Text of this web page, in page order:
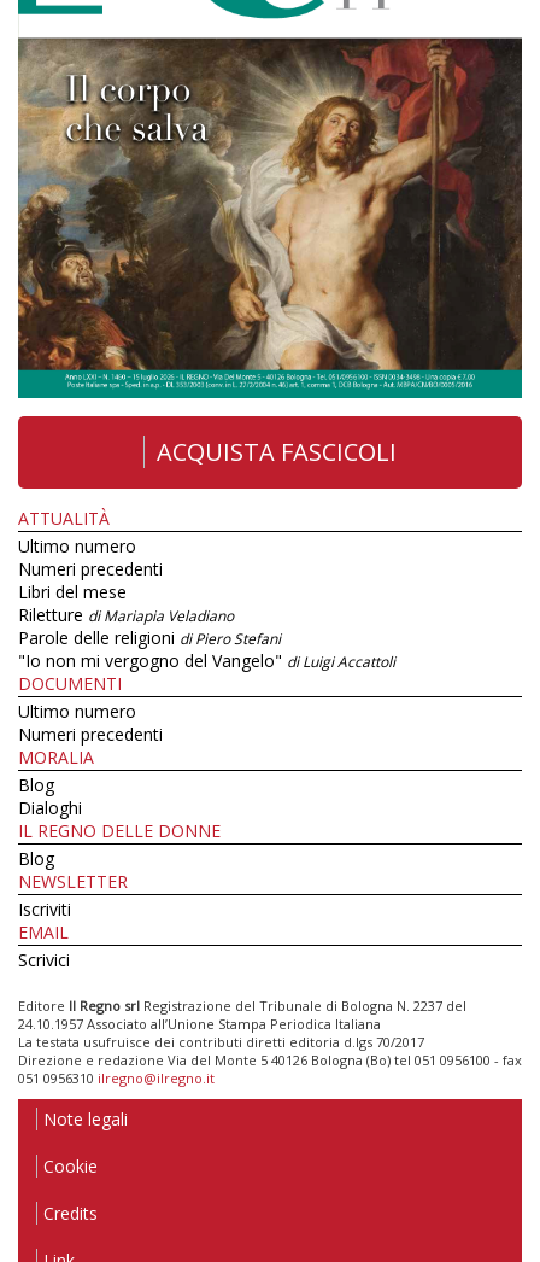
ACQUISTA FASCICOLI
ATTUALITÀ
Ultimo numero
Numeri precedenti
Libri del mese
Riletture di Mariapia Veladiano
Parole delle religioni di Piero Stefani
"Io non mi vergogno del Vangelo" di Luigi Accattoli
DOCUMENTI
Ultimo numero
Numeri precedenti
MORALIA
Blog
Dialoghi
IL REGNO DELLE DONNE
Blog
NEWSLETTER
Iscriviti
EMAIL
Scrivici
Editore Il Regno srl Registrazione del Tribunale di Bologna N. 2237 del
24.10.1957 Associato all’Unione Stampa Periodica Italiana
La testata usufruisce dei contributi diretti editoria d.lgs 70/2017
Direzione e redazione Via del Monte 5 40126 Bologna (Bo) tel 051 0956100 - fax
051 0956310 ilregno@ilregno.it
Note legali
Cookie
Credits